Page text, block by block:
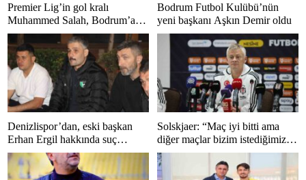
Premier Lig’in gol kralı
Muhammed Salah, Bodrum’a
hayran kaldı
Bodrum Futbol Kulübü’nün
yeni başkanı Aşkın Demir oldu
Denizlispor’dan, eski başkan
Erhan Ergil hakkında suç
duyurusu
Solskjaer: “Maç iyi bitti ama
diğer maçlar bizim istediğimiz
gibi bitmedi”